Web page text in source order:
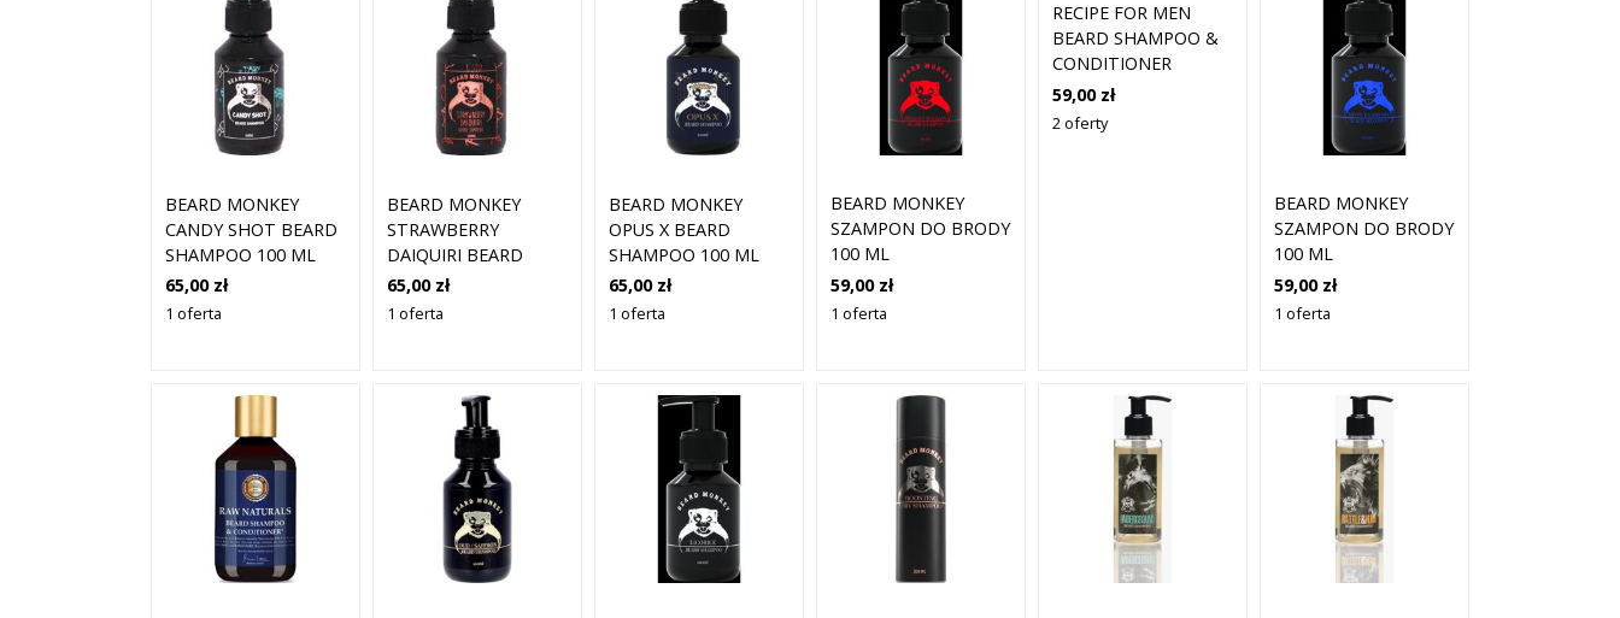
BEARD MONKEY
CANDY SHOT BEARD
SHAMPOO 100 ML
65,00 zł
1 oferta
BEARD MONKEY
STRAWBERRY
DAIQUIRI BEARD
SHAMPOO 100 ML
65,00 zł
1 oferta
BEARD MONKEY
OPUS X BEARD
SHAMPOO 100 ML
65,00 zł
1 oferta
BEARD MONKEY
SZAMPON DO BRODY
100 ML
59,00 zł
1 oferta
RECIPE FOR MEN
BEARD SHAMPOO &
CONDITIONER
(250ML)
59,00 zł
2 oferty
BEARD MONKEY
SZAMPON DO BRODY
100 ML
59,00 zł
1 oferta